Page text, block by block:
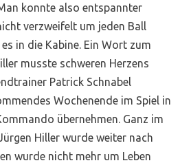
konnte also entspannter
verzweifelt um jeden Ball
in die Kabine. Ein Wort zum
musste schweren Herzens
Patrick Schnabel
Wochenende im Spiel in
übernehmen. Ganz im
Hiller wurde weiter nach
wurde nicht mehr um Leben